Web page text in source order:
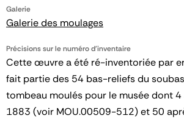
Galerie
Galerie des moulages
Précisions sur le numéro d'inventaire
Cette œuvre a été ré-inventoriée par
fait partie des 54 bas-reliefs du
tombeau moulés pour le musée dont
1883 (voir MOU.00509-512) et 50